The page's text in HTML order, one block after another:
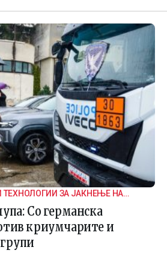
ЗА ЈАКНЕЊЕ НА
Со германска
криумчарите и